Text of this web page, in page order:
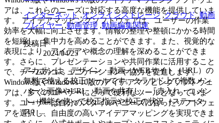
アは、これらのニーズに対応する高度な機能を提供していま
す。 アイデアマッピングソフトウェアは、ユーザーの作業
効率を大幅に向上させます。情報の整理や整頓にかかる時間
を短縮し、集中力を高めることができます。また、視覚的な
表現により、アイデアや概念の理解を深めることができま
す。さらに、プレゼンテーションや共同作業に活用すること
で、チームのコミュニケーションや協力を促進します。
Windows版やWindows 10版のアイデアマッピングソフトウェ
アは、多くのユーザーにとって便利なツールとなっていま
す。ユーザーは自分のスタイルやニーズに合ったソフトウェ
アを選択し、自由度の高いアイデアマッピングを実現できま
インターネット ,オンラインストレージ ,クラウド,動画
プレイヤー,動画管理 ,動画編集関連
投稿日
2024/04/25
アカポンは、デザイン・動画・WEBサイト（URL）の
無料で使える校正ツールです。クラウド上で複数メン
バーと画像やURL、動画を共有し、『赤入れ・コメン
ト』機能を使って校正指示や校正の状況（ステータ
ス）...